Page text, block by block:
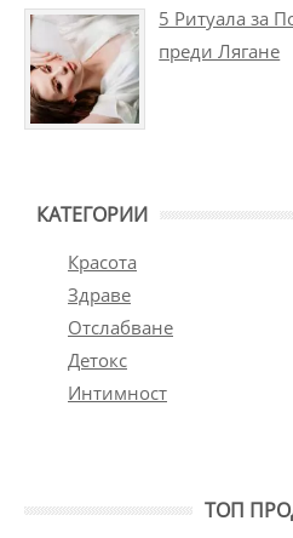
5 Ритуала за
преди Лягане
КАТЕГОРИИ
Красота
Здраве
Отслабване
Детокс
Интимност
ТОП